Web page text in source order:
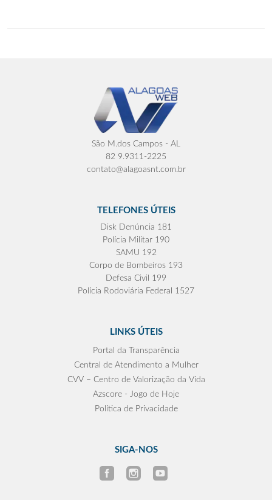
São M.dos Campos - AL
82 9.9311-2225
contato@alagoasnt.com.br
TELEFONES ÚTEIS
Disk Denúncia 181
Polícia Militar 190
SAMU 192
Corpo de Bombeiros 193
Defesa Civil 199
Polícia Rodoviária Federal 1527
LINKS ÚTEIS
Portal da Transparência
Central de Atendimento a Mulher
CVV – Centro de Valorização da Vida
Azscore - Jogo de Hoje
Política de Privacidade
SIGA-NOS